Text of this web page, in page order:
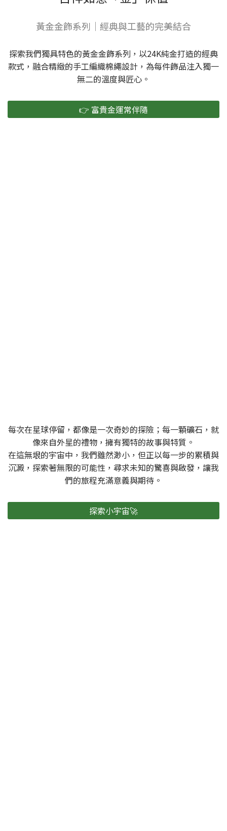
黃金金飾系列｜經典與工藝的完美結合
探索我們獨具特色的黃金金飾系列，以24K純金打造的經典
款式，融合精緻的手工編織棉繩設計，為每件飾品注入獨一
無二的溫度與匠心。
👉 富貴金運常伴隨
每次在星球停留，都像是一次奇妙的探險；每一顆礦石，就
像來自外星的禮物，擁有獨特的故事與特質。
在這無垠的宇宙中，我們雖然渺小，但正以每一步的累積與
沉澱，探索著無限的可能性，尋求未知的驚喜與啟發，讓我
們的旅程充滿意義與期待。
探索小宇宙🚀